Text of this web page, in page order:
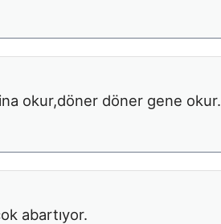
okur,döner döner gene okur.
abartıyor.